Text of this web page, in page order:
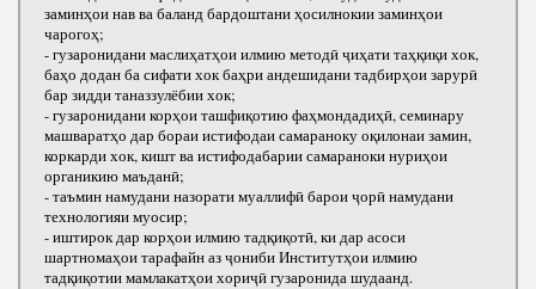
заминҳои нав ва баланд бардоштани ҳосилнокии заминҳои
чарогоҳ;
- гузаронидани маслиҳатҳои илмию методӣ ҷиҳати таҳқиқи хок,
баҳо додан ба сифати хок баҳри андешидани тадбирҳои зарурӣ
бар зидди таназзулёбии хок;
- гузаронидани корҳои ташфиқотию фаҳмондадиҳӣ, семинару
машваратҳо дар бораи истифодаи самараноку оқилонаи замин,
коркарди хок, кишт ва истифодабарии самараноки нуриҳои
органикию маъданӣ;
- таъмин намудани назорати муаллифӣ барои ҷорӣ намудани
технологияи муосир;
- иштирок дар корҳои илмию тадқиқотӣ, ки дар асоси
шартномаҳои тарафайн аз ҷониби Институтҳои илмию
тадқиқотии мамлакатҳои хориҷӣ гузаронида шудаанд.